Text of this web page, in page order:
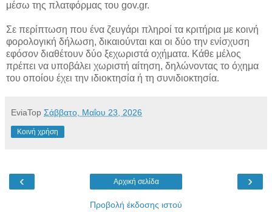
μέσω της πλατφόρμας του gov.gr.
Σε περίπτωση που ένα ζευγάρι πληροί τα κριτήρια με κοινή
φορολογική δήλωση, δικαιούνται και οι δύο την ενίσχυση
εφόσον διαθέτουν δύο ξεχωριστά οχήματα. Κάθε μέλος
πρέπει να υποβάλει χωριστή αίτηση, δηλώνοντας το όχημα
του οποίου έχει την ιδιοκτησία ή τη συνιδιοκτησία.
EviaTop Σάββατο, Μαΐου 23, 2026
Κοινή χρήση
‹ ›
Αρχική σελίδα
Προβολή έκδοσης ιστού